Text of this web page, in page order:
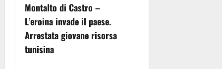
a
z
i
Montalto di Castro –
L’eroina invade il paese.
Arrestata giovane risorsa
tunisina